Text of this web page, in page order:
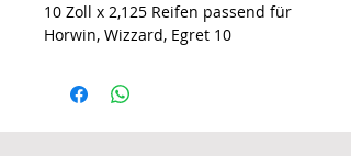
10 Zoll x 2,125 Reifen passend für
Horwin, Wizzard, Egret 10